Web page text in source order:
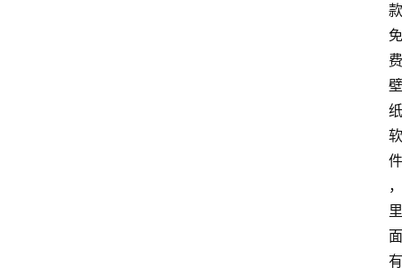
款
免
费
壁
纸
软
件
，
里
面
有